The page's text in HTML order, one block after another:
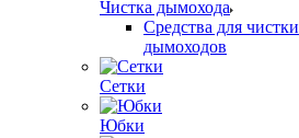
Чистка дымохода
Средства для чистки
дымоходов
Сетки
Юбки